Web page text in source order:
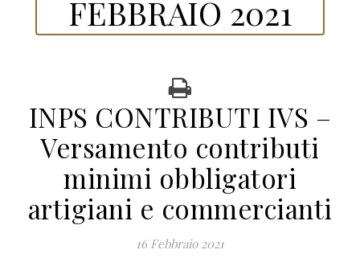
FEBBRAIO 2021
INPS CONTRIBUTI IVS –
Versamento contributi
minimi obbligatori
artigiani e commercianti
16 Febbraio 2021